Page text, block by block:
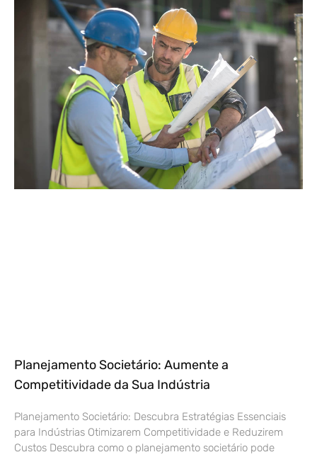
Planejamento Societário: Aumente a
Competitividade da Sua Indústria
Planejamento Societário: Descubra Estratégias Essenciais
para Indústrias Otimizarem Competitividade e Reduzirem
Custos Descubra como o planejamento societário pode